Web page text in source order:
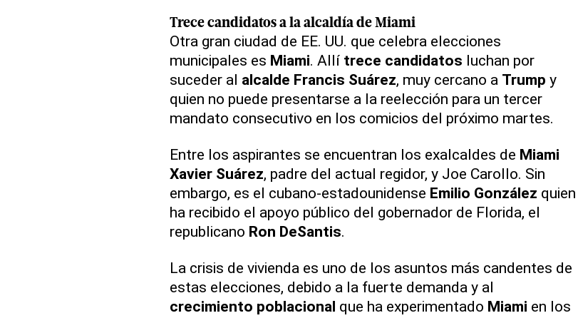
Trece candidatos a la alcaldía de Miami
Otra gran ciudad de EE. UU. que celebra elecciones
municipales es Miami. Allí trece candidatos luchan por
suceder al alcalde Francis Suárez, muy cercano a Trump y
quien no puede presentarse a la reelección para un tercer
mandato consecutivo en los comicios del próximo martes.
Entre los aspirantes se encuentran los exalcaldes de Miami
Xavier Suárez, padre del actual regidor, y Joe Carollo. Sin
embargo, es el cubano-estadounidense Emilio González quien
ha recibido el apoyo público del gobernador de Florida, el
republicano Ron DeSantis.
La crisis de vivienda es uno de los asuntos más candentes de
estas elecciones, debido a la fuerte demanda y al
crecimiento poblacional que ha experimentado Miami en los